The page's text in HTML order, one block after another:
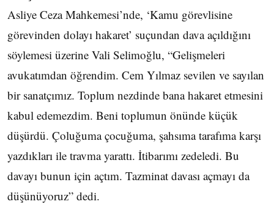
Asliye Ceza Mahkemesi’nde, ‘Kamu görevlisine
görevinden dolayı hakaret’ suçundan dava açıldığını
söylemesi üzerine Vali Selimoğlu, “Gelişmeleri
avukatımdan öğrendim. Cem Yılmaz sevilen ve sayılan
bir sanatçımız. Toplum nezdinde bana hakaret etmesini
kabul edemezdim. Beni toplumun önünde küçük
düşürdü. Çoluğuma çocuğuma, şahsıma tarafıma karşı
yazdıkları ile travma yarattı. İtibarımı zedeledi. Bu
davayı bunun için açtım. Tazminat davası açmayı da
düşünüyoruz” dedi.